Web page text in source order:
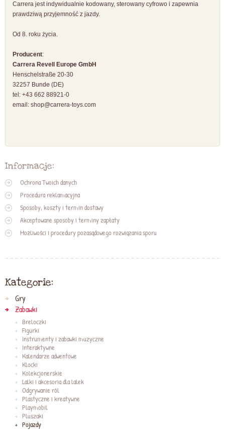
Carrera jest indywidualnie kodowany, sterowany cyfrowo i zapewnia
prawdziwą przyjemność z jazdy.
Od 8. roku życia.
Producent:
Carrera Revell Europe GmbH
Henschelstraße 20-30
32257 Bunde (DE)
tel: +43 662 88921-0
email: shop@carrera-toys.com
Informacje:
Ochrona Twoich danych
Procedura reklamacyjna
Sposoby, koszty i termin dostawy
Akceptowane sposoby i terminy zapłaty
Możliwości i procedury pozasądowego rozwiązania sporu
Kategorie:
Gry
Zabawki
Breloczki
Figurki
Instrumenty i zabawki muzyczne
Interaktywne
Kalendarze adwentowe
Klocki
Kolekcjonerskie
Lalki i akcesoria dla lalek
Odgrywanie ról
Plastyczne i kreatywne
Playmobil
Pluszaki
Pojazdy